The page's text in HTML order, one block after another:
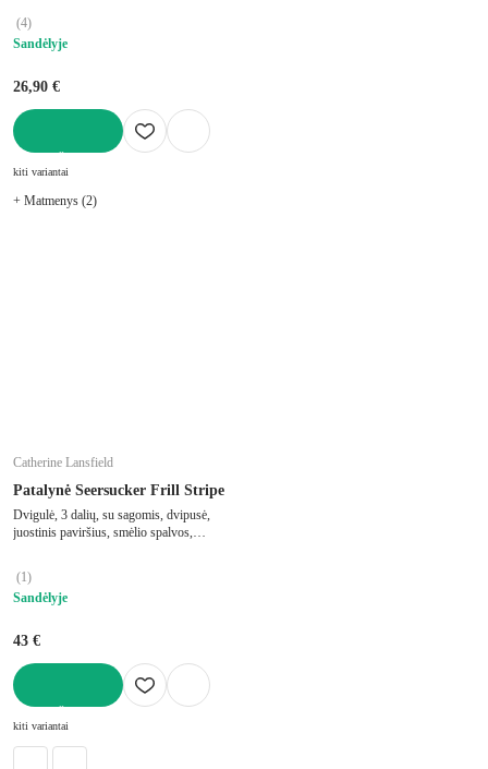
(4)
Sandėlyje
26,90 €
kiti variantai
+ Matmenys (2)
Catherine Lansfield
Patalynė Seersucker Frill Stripe
Dvigulė, 3 dalių, su sagomis, dvipusė,
juostinis paviršius, smėlio spalvos,
(1)
Sandėlyje
43 €
kiti variantai